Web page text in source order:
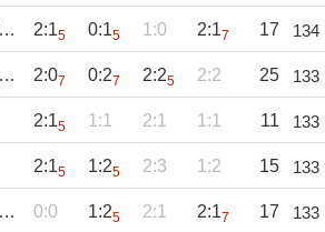
Schroli57achevy 2:15 0:15 1:0 2:17 17 134
Paulchenpanther 2:07 0:27 2:25 2:2 25 133
2:15 1:1 2:1 1:1 11 133
2:15 1:25 2:3 1:2 15 133
Svennie_1970 0:0 1:25 2:1 2:17 17 133